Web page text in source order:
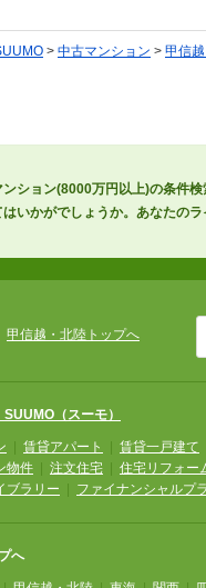
> 中古マンション > 甲信
ション(8000万円以上)の条件
いかがでしょうか。あなたの
甲信越・北陸トップへ
（スーモ）
賃貸アパート 賃貸一戸建て
物件 注文住宅 住宅リフォー
ブラリー ファイナンシャルプ
へ